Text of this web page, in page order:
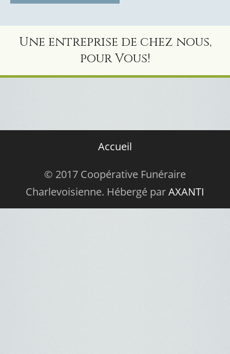
Une entreprise de chez nous,
pour Vous!
Accueil
© 2017 Coopérative Funéraire
Charlevoisienne. Hébergé parAXANTI